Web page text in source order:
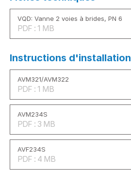
VQD: Vanne 2 voies à brides, PN 6
PDF : 1 MB
Instructions d'installation
AVM321/AVM322
PDF : 1 MB
AVM234S
PDF : 3 MB
AVF234S
PDF : 4 MB